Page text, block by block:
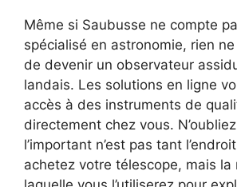
Même si Saubusse ne compte
spécialisé en astronomie, rien
de devenir un observateur
landais. Les solutions en ligne
accès à des instruments de
directement chez vous.
l’important n’est pas tant
achetez votre télescope, mais la